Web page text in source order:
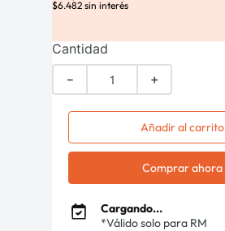
$6.482 sin interés
Cantidad
＋
－
Añadir al carrito
Comprar ahora
Cargando...
*Válido solo para RM